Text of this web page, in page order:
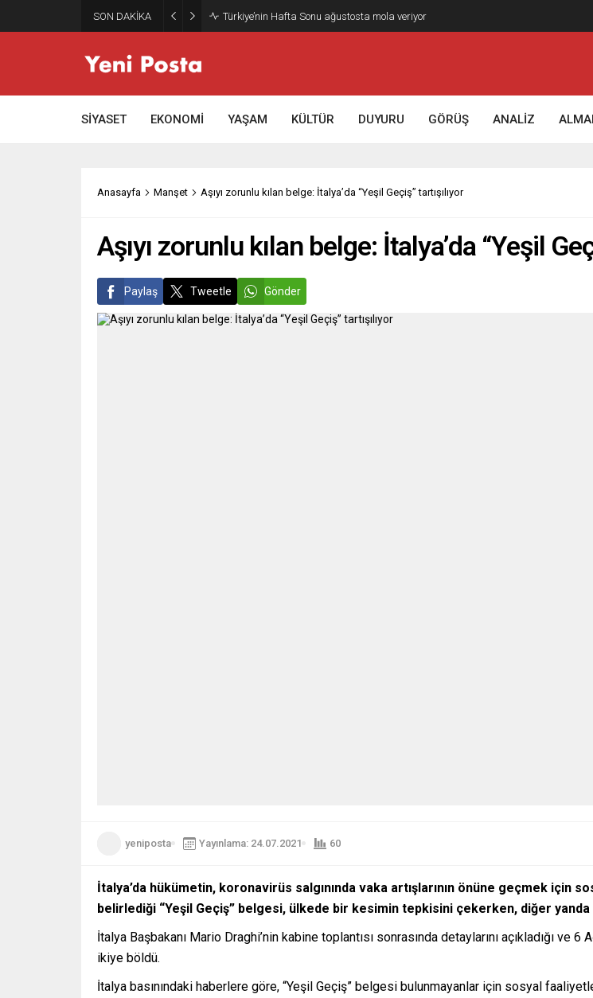
SON DAKİKA Gazze’nin geleceği: Teknokratik kontrol mü, kolonializm mi?
SİYASET EKONOMİ YAŞAM KÜLTÜR DUYURU GÖRÜŞ ANALİZ
Anasayfa Manşet Aşıyı zorunlu kılan belge: İtalya’da “Yeşil Geçiş” tartışılıyor
Aşıyı zorunlu kılan belge: İtalya’da “Yeşil
Paylaş Tweetle Gönder
yeniposta Yayınlama: 24.07.2021 60
İtalya’da hükümetin, koronavirüs salgınında vaka artışlarının önüne geçmek için
belirlediği “Yeşil Geçiş” belgesi, ülkede bir kesimin tepkisini çekerken, diğer yanda
İtalya Başbakanı Mario Draghi’nin kabine toplantısı sonrasında detaylarını açıkladığı
ikiye böldü.
İtalya basınındaki haberlere göre, “Yeşil Geçiş” belgesi bulunmayanlar için sosyal